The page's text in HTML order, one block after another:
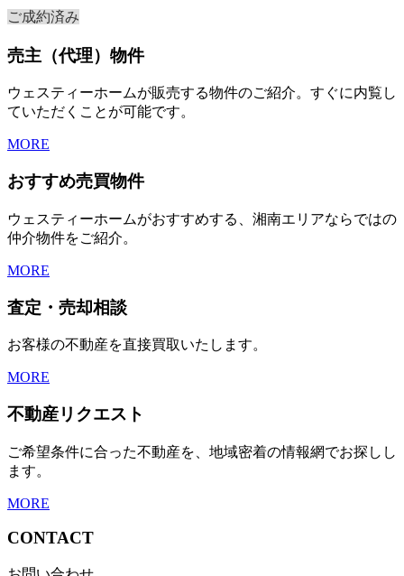
ご成約済み
売主（代理）物件
ウェスティーホームが販売する物件のご紹介。すぐに内覧し
ていただくことが可能です。
MORE
おすすめ売買物件
ウェスティーホームがおすすめする、湘南エリアならではの
仲介物件をご紹介。
MORE
査定・売却相談
お客様の不動産を直接買取いたします。
MORE
不動産リクエスト
ご希望条件に合った不動産を、地域密着の情報網でお探しし
ます。
MORE
CONTACT